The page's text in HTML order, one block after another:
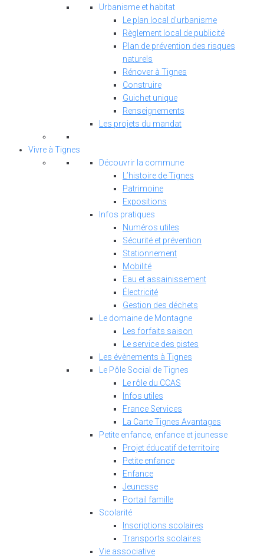
Urbanisme et habitat
Le plan local d’urbanisme
Règlement local de publicité
Plan de prévention des risques
naturels
Rénover à Tignes
Construire
Guichet unique
Renseignements
Les projets du mandat
Vivre à Tignes
Découvrir la commune
L’histoire de Tignes
Patrimoine
Expositions
Infos pratiques
Numéros utiles
Sécurité et prévention
Stationnement
Mobilité
Eau et assainissement
Électricité
Gestion des déchets
Le domaine de Montagne
Les forfaits saison
Le service des pistes
Les évènements à Tignes
Le Pôle Social de Tignes
Le rôle du CCAS
Infos utiles
France Services
La Carte Tignes Avantages
Petite enfance, enfance et jeunesse
Projet éducatif de territoire
Petite enfance
Enfance
Jeunesse
Portail famille
Scolarité
Inscriptions scolaires
Transports scolaires
Vie associative